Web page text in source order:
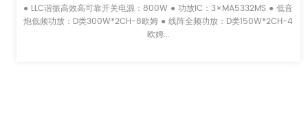
● LLC谐振高效高可靠开关电源：800W ● 功放IC：3×MA5332MS ● 低音
炮低频功放：D类300W*2CH-8欧姆 ● 线阵全频功放：D类150W*2CH-4
欧姆...